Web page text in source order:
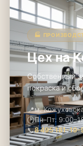
🏭
Цех на
Собственный
покраска и
📍м.
🕑Пн–Пт:
📞8 495 181-19-